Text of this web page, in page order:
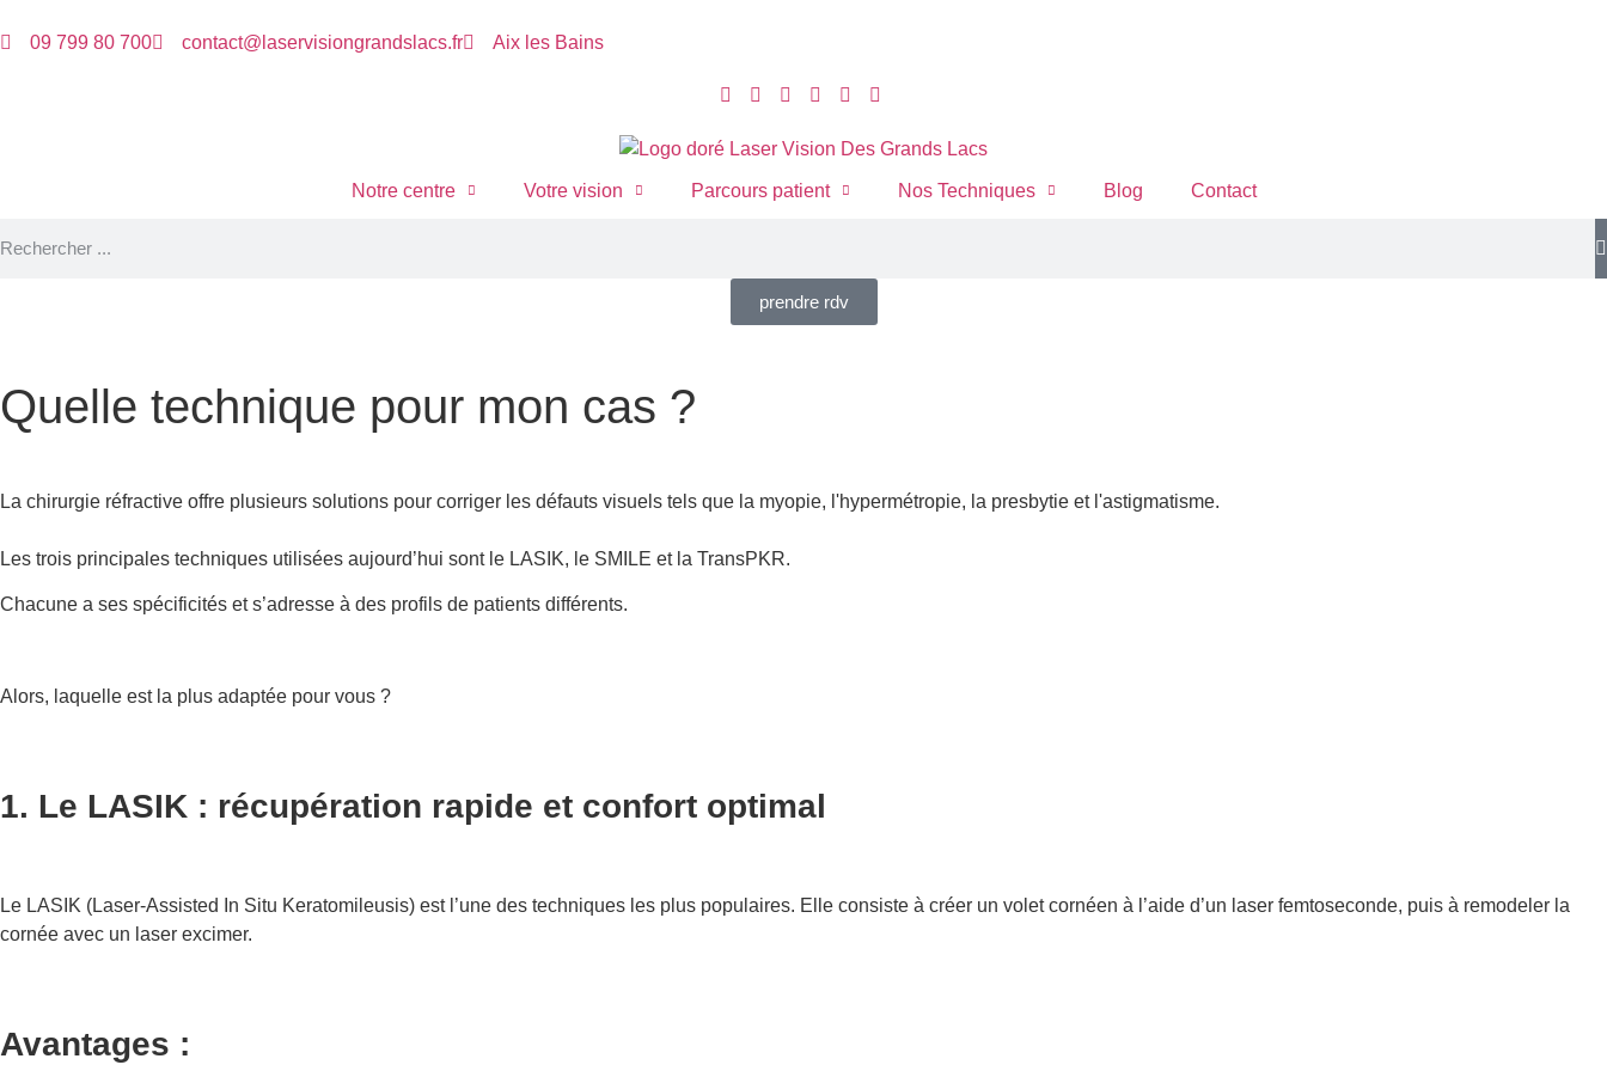
09 799 80 700 contact@laservisiongrandslacs.fr Aix les Bains
Notre centre Votre vision Parcours patient Nos Techniques Blog Contact
prendre rdv
Quelle technique pour mon cas ?
La chirurgie réfractive offre plusieurs solutions pour corriger les défauts visuels tels que la myopie, l'hypermétropie, la presbytie et l'astigmatisme.
Les trois principales techniques utilisées aujourd’hui sont le LASIK, le SMILE et la TransPKR.
Chacune a ses spécificités et s’adresse à des profils de patients différents.
Alors, laquelle est la plus adaptée pour vous ?
1. Le LASIK : récupération rapide et confort optimal
Le LASIK (Laser-Assisted In Situ Keratomileusis) est l’une des techniques les plus populaires. Elle consiste à créer un volet cornéen à l’aide d’un laser femtoseconde, puis à remodeler la
cornée avec un laser excimer.
Avantages :